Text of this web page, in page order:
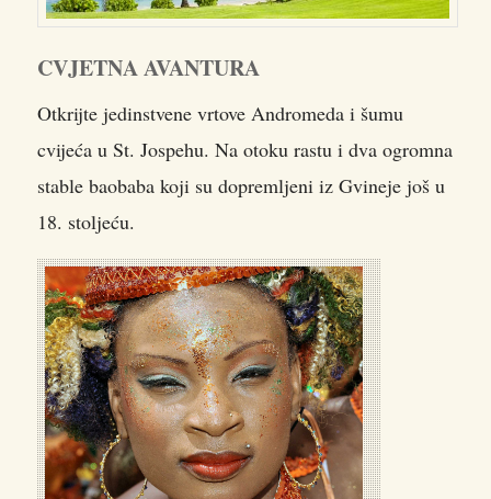
CVJETNA AVANTURA
Otkrijte jedinstvene vrtove Andromeda i šumu
cvijeća u St. Jospehu. Na otoku rastu i dva ogromna
stable baobaba koji su dopremljeni iz Gvineje još u
18. stoljeću.